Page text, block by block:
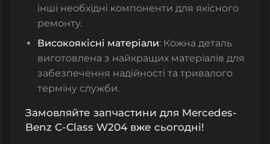
інші необхідні компоненти для якісного
ремонту.
Високоякісні матеріали: Кожна деталь
виготовлена з найкращих матеріалів для
забезпечення надійності та тривалого
терміну служби.
Замовляйте запчастини для Mercedes-
Benz C-Class W204 вже сьогодні!